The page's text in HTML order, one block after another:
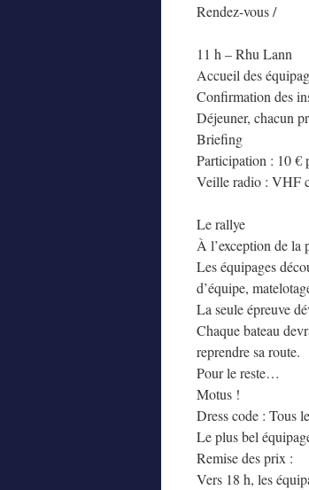
Rendez-vous /
11 h – Rhu Lann
Accueil des
Confirmation des
Déjeuner, chacun
Briefing
Participation : 10 €
Veille radio : VHF
Le rallye
À l’exception de la
Les équipages
d’équipe,
La seule épreuve
Chaque bateau
reprendre sa route.
Pour le reste…
Motus !
Dress code : Tous
Le plus bel
Remise des prix :
Vers 18 h, les